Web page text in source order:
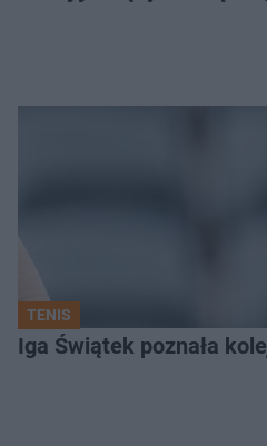
TENIS
Iga Świątek poznała